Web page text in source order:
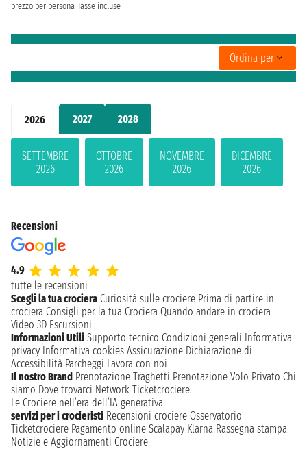
2026 2027 2028
SETTEMBRE
2026
OTTOBRE
2026
NOVEMBRE
2026
DICEMBRE
2026
prezzo per persona Tasse incluse
Ordina per
Recensioni
4.9
tutte le recensioni
Scegli la tua crociera Curiosità sulle crociere Prima di partire in
crociera Consigli per la tua Crociera Quando andare in crociera
Video 3D Escursioni
Informazioni Utili Supporto tecnico Condizioni generali Informativa
privacy Informativa cookies Assicurazione Dichiarazione di
Accessibilità Parcheggi Lavora con noi
Il nostro Brand Prenotazione Traghetti Prenotazione Volo Privato Chi
siamo Dove trovarci Network Ticketcrociere:
Le Crociere nell’era dell’IA generativa
servizi per i crocieristi Recensioni crociere Osservatorio
Ticketcrociere Pagamento online Scalapay Klarna Rassegna stampa
Notizie e Aggiornamenti Crociere